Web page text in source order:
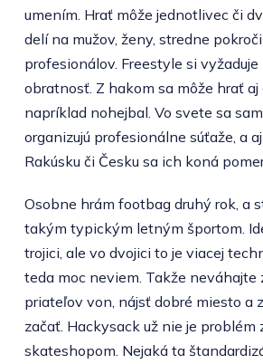
umením. Hrať môže jednotlivec či
delí na mužov, ženy, stredne
profesionálov. Freestyle si vyžaduje
obratnosť. Z hakom sa môže hrať aj
napríklad nohejbal. Vo svete sa
organizujú profesionálne súťaže, a
Rakúsku či Česku sa ich koná
Osobne hrám footbag druhý rok, a
takým typickým letným športom.
trojici, ale vo dvojici to je viacej
teda moc neviem. Takže neváhajte
priateľov von, nájsť dobré miesto a
začať. Hackysack už nie je
skateshopom. Nejaká ta